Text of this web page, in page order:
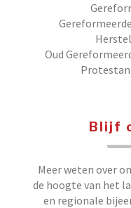
Oud
Blijf
Meer weten over
de hoogte van het
en regionale